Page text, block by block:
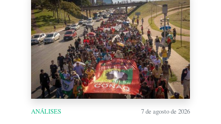
ANÁLISES 7 de agosto de 2026